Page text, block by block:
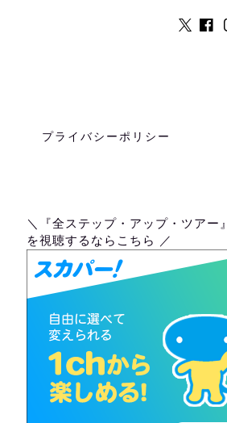
プライバシーポリシー
＼『全ステップ・アップ・ツアー』
を視聴するならこちら ／